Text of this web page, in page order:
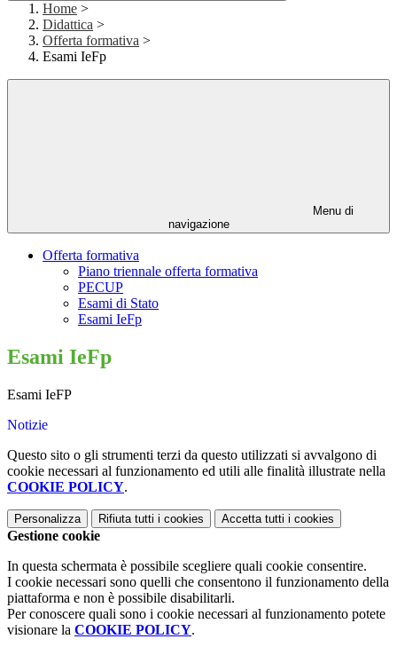
Home >
Didattica >
Offerta formativa >
Esami IeFp
Menu di
navigazione
Offerta formativa
Piano triennale offerta formativa
PECUP
Esami di Stato
Esami IeFp
Esami IeFp
Esami IeFP
Notizie
Questo sito o gli strumenti terzi da questo utilizzati si avvalgono di
cookie necessari al funzionamento ed utili alle finalità illustrate nella
COOKIE POLICY.
Personalizza Rifiuta tutti i cookies Accetta tutti i cookies
Gestione cookie
In questa schermata è possibile scegliere quali cookie consentire.
I cookie necessari sono quelli che consentono il funzionamento della
piattaforma e non è possibile disabilitarli.
Per conoscere quali sono i cookie necessari al funzionamento potete
visionare la COOKIE POLICY.